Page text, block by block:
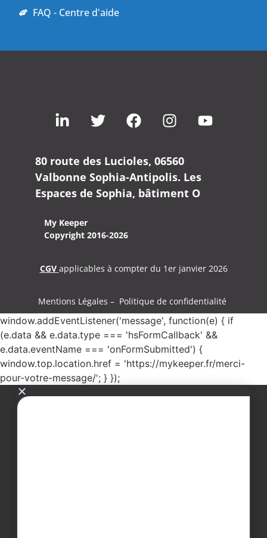
FAQ - Centre d'aide
80 route des Lucioles, 06560
Valbonne Sophia-Antipolis. Les
Espaces de Sophia, bâtiment O
My Keeper
Copyright 2016-2026
CGV applicables à compter du 1er janvier 2026
Mentions Légales – Politique de confidentialité
window.addEventListener('message', function(e) { if
(e.data && e.data.type === 'hsFormCallback' &&
e.data.eventName === 'onFormSubmitted') {
window.top.location.href = 'https://mykeeper.fr/merci-
pour-votre-message/'; } });